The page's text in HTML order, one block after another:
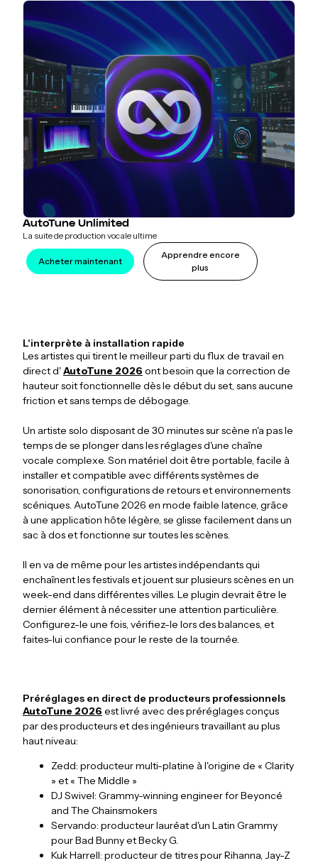
AutoTune Unlimited
La suite de production vocale ultime
Acheter maintenant
Apprendre encore
plus
L'interprète à installation rapide
Les artistes qui tirent le meilleur parti du flux de travail en
direct d'AutoTune 2026 ont besoin que la correction de
hauteur soit fonctionnelle dès le début du set, sans aucune
friction et sans temps de débogage.
Un artiste solo disposant de 30 minutes sur scène n'a pas le
temps de se plonger dans les réglages d'une chaîne
vocale complexe. Son matériel doit être portable, facile à
installer et compatible avec différents systèmes de
sonorisation, configurations de retours et environnements
scéniques. AutoTune 2026 en mode faible latence, grâce
à une application hôte légère, se glisse facilement dans un
sac à dos et fonctionne sur toutes les scènes.
Il en va de même pour les artistes indépendants qui
enchaînent les festivals et jouent sur plusieurs scènes en un
week-end dans différentes villes. Le plugin devrait être le
dernier élément à nécessiter une attention particulière.
Configurez-le une fois, vérifiez-le lors des balances, et
faites-lui confiance pour le reste de la tournée.
Préréglages en direct de producteurs professionnels
AutoTune 2026 est livré avec des préréglages conçus
par des producteurs et des ingénieurs travaillant au plus
haut niveau:
Zedd: producteur multi-platine à l'origine de « Clarity
» et « The Middle »
DJ Swivel: Grammy-winning engineer for Beyoncé
and The Chainsmokers
Servando: producteur lauréat d'un Latin Grammy
pour Bad Bunny et Becky G.
Kuk Harrell: producteur de titres pour Rihanna, Jay-Z